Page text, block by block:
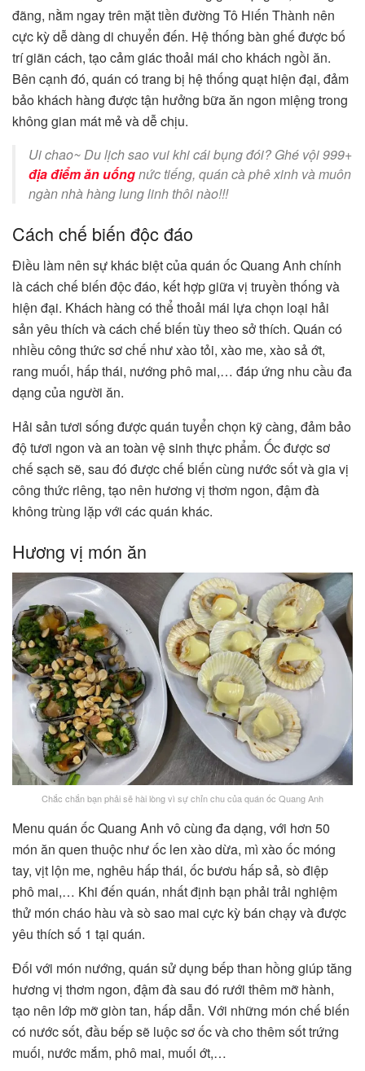
đãng, nằm ngay trên mặt tiền đường Tô Hiến Thành nên
cực kỳ dễ dàng di chuyển đến. Hệ thống bàn ghế được bố
trí giãn cách, tạo cảm giác thoải mái cho khách ngồi ăn.
Bên cạnh đó, quán có trang bị hệ thống quạt hiện đại, đảm
bảo khách hàng được tận hưởng bữa ăn ngon miệng trong
không gian mát mẻ và dễ chịu.
Ui chao~ Du lịch sao vui khi cái bụng đói? Ghé vội 999+
địa điểm ăn uốngnức tiếng, quán cà phê xinh và muôn
ngàn nhà hàng lung linh thôi nào!!!
Cách chế biến độc đáo
Điều làm nên sự khác biệt của quán ốc Quang Anh chính
là cách chế biến độc đáo, kết hợp giữa vị truyền thống và
hiện đại. Khách hàng có thể thoải mái lựa chọn loại hải
sản yêu thích và cách chế biến tùy theo sở thích. Quán có
nhiều công thức sơ chế như xào tỏi, xào me, xào sả ớt,
rang muối, hấp thái, nướng phô mai,… đáp ứng nhu cầu đa
dạng của người ăn.
Hải sản tươi sống được quán tuyển chọn kỹ càng, đảm bảo
độ tươi ngon và an toàn vệ sinh thực phẩm. Ốc được sơ
chế sạch sẽ, sau đó được chế biến cùng nước sốt và gia vị
công thức riêng, tạo nên hương vị thơm ngon, đậm đà
không trùng lặp với các quán khác.
Hương vị món ăn
Chắc chắn bạn phải sẽ hài lòng vì sự chỉn chu của quán ốc Quang Anh
Menu quán ốc Quang Anh vô cùng đa dạng, với hơn 50
món ăn quen thuộc như ốc len xào dừa, mì xào ốc móng
tay, vịt lộn me, nghêu hấp thái, ốc bươu hấp sả, sò điệp
phô mai,… Khi đến quán, nhất định bạn phải trải nghiệm
thử món cháo hàu và sò sao mai cực kỳ bán chạy và được
yêu thích số 1 tại quán.
Đối với món nướng, quán sử dụng bếp than hồng giúp tăng
hương vị thơm ngon, đậm đà sau đó rưới thêm mỡ hành,
tạo nên lớp mỡ giòn tan, hấp dẫn. Với những món chế biến
có nước sốt, đầu bếp sẽ luộc sơ ốc và cho thêm sốt trứng
muối, nước mắm, phô mai, muối ớt,…